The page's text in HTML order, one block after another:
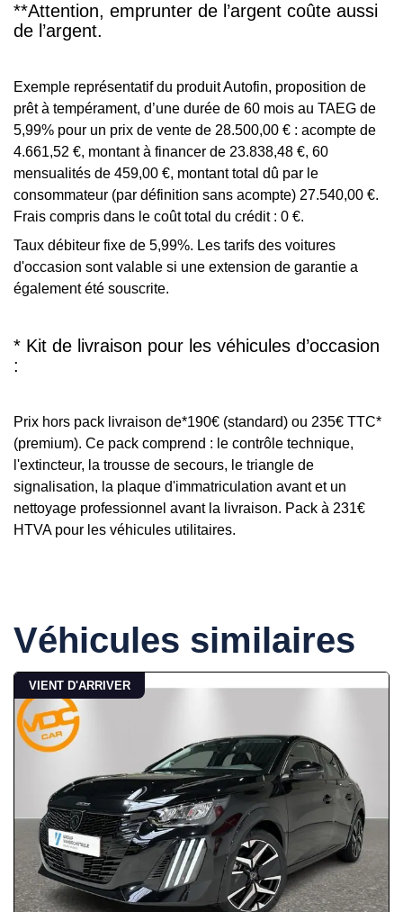
**Attention, emprunter de l’argent coûte aussi
de l’argent.
Exemple représentatif du produit Autofin, proposition de
prêt à tempérament, d’une durée de 60 mois au TAEG de
5,99% pour un prix de vente de 28.500,00 € : acompte de
4.661,52 €, montant à financer de 23.838,48 €, 60
mensualités de 459,00 €, montant total dû par le
consommateur (par définition sans acompte) 27.540,00 €.
Frais compris dans le coût total du crédit : 0 €.
Taux débiteur fixe de 5,99%. Les tarifs des voitures
d'occasion sont valable si une extension de garantie a
également été souscrite.
* Kit de livraison pour les véhicules d’occasion
:
Prix hors pack livraison de*190€ (standard) ou 235€ TTC*
(premium). Ce pack comprend : le contrôle technique,
l'extincteur, la trousse de secours, le triangle de
signalisation, la plaque d'immatriculation avant et un
nettoyage professionnel avant la livraison. Pack à 231€
HTVA pour les véhicules utilitaires.
Véhicules similaires
VIENT D'ARRIVER